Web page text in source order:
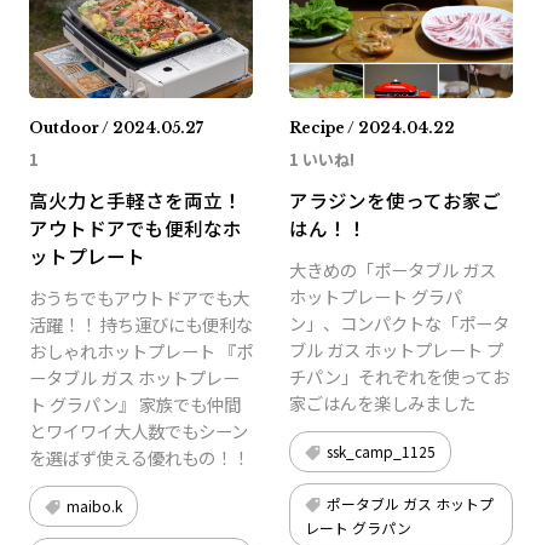
Outdoor / 2024.05.27
1
高火力と手軽さを両立！
アウトドアでも便利なホ
ットプレート
おうちでもアウトドアでも大
活躍！！ 持ち運びにも便利な
おしゃれホットプレート 『ポ
ータブル ガス ホットプレー
ト グラパン』 家族でも仲間
とワイワイ大人数でもシーン
を選ばず使える優れもの！！
maibo.k
Recipe / 2024.04.22
1 いいね!
アラジンを使ってお家ご
はん！！
大きめの「ポータブル ガス
ホットプレート グラパ
ン」、コンパクトな「ポータ
ブル ガス ホットプレート プ
チパン」それぞれを使ってお
家ごはんを楽しみました
ssk_camp_1125
ポータブル ガス ホットプ
レート グラパン